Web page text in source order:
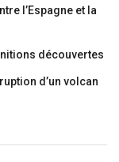
l’Espagne et la
découvertes
d’un volcan